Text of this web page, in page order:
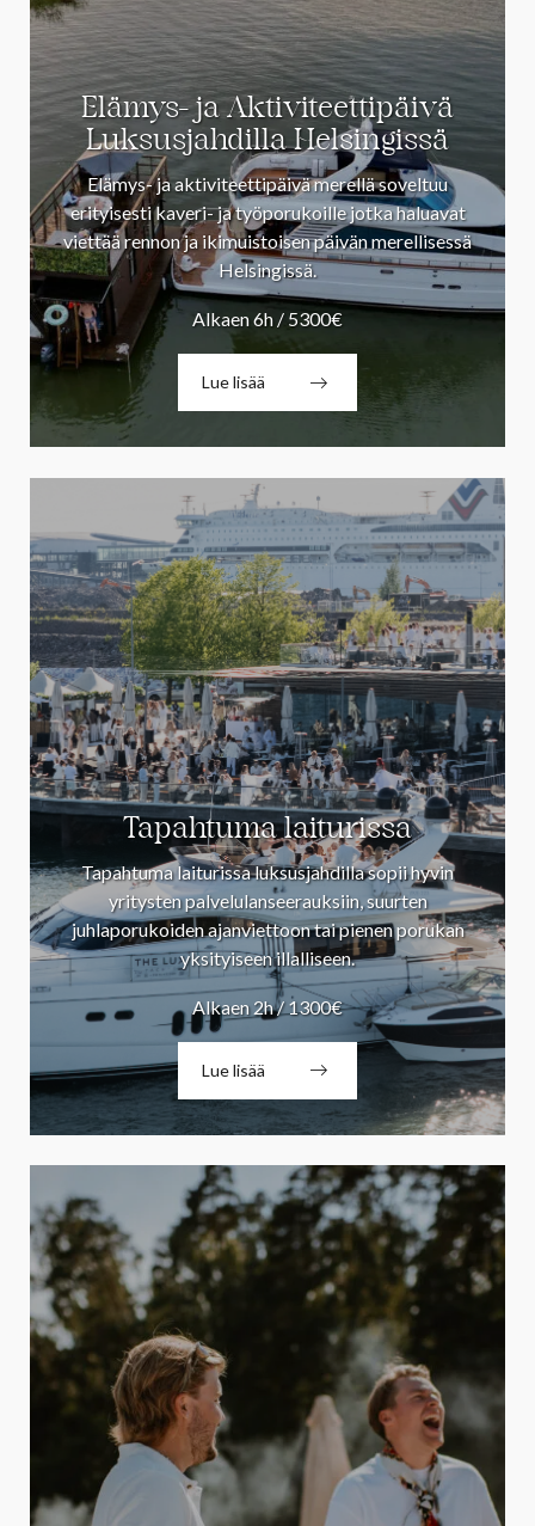
Elämys- ja Aktiviteettipäivä
Luksusjahdilla Helsingissä
Elämys- ja aktiviteettipäivä merellä soveltuu
erityisesti kaveri- ja työporukoille jotka haluavat
viettää rennon ja ikimuistoisen päivän merellisessä
Helsingissä.
Alkaen 6h / 5300€
Lue lisää
Tapahtuma laiturissa
Tapahtuma laiturissa luksusjahdilla sopii hyvin
yritysten palvelulanseerauksiin, suurten
juhlaporukoiden ajanviettoon tai pienen porukan
yksityiseen illalliseen.
Alkaen 2h / 1300€
Lue lisää